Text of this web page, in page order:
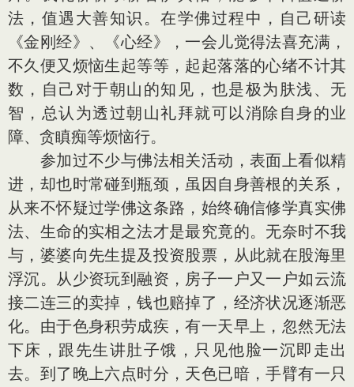
法，值遇大善知识。在学佛过程中，自己研读
《金刚经》、《心经》，一会儿觉得法喜充满，
不久便又烦恼生起等等，起起落落的心绪不计其
数，自己对于朝山的知见，也是极为肤浅、无
智，总认为透过朝山礼拜就可以消除自身的业
障、贪瞋痴等烦恼行。
参加过不少与佛法相关活动，表面上看似精
进，却也时常碰到瓶颈，虽因自身善根的关系，
从来不怀疑过学佛这条路，始终确信修学真实佛
法、生命的实相之法才是最究竟的。无奈时不我
与，婆婆向先生提及投资股票，从此就在股海里
浮沉。从少资玩到融资，房子一户又一户如云流
接二连三的卖掉，钱也赔掉了，经济状况逐渐恶
化。由于色身积劳成疾，有一天早上，忽然无法
下床，跟先生讲肚子饿，只见他脸一沉即走出
去。到了晚上六点时分，天色已暗，手臂有一只